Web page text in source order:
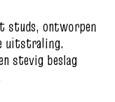
studs, ontworpen
uitstraling.
stevig beslag